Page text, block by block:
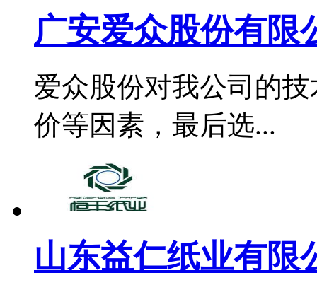
广安爱众股份有限
爱众股份对我公司的
价等因素，最后选...
山东益仁纸业有限